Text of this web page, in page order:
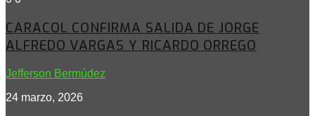
CARACOL CONFIRMA SALIDA DE JORGE
ALFREDO VARGAS Y RICARDO ORREGO
Jefferson Bermúdez
24 marzo, 2026